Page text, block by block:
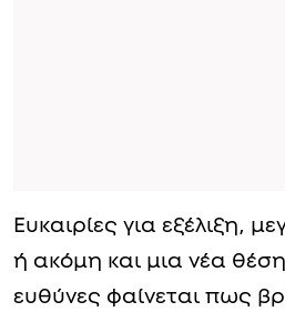
Ευκαιρίες για εξέλιξη,
ή ακόμη και μια νέα
ευθύνες φαίνεται πως